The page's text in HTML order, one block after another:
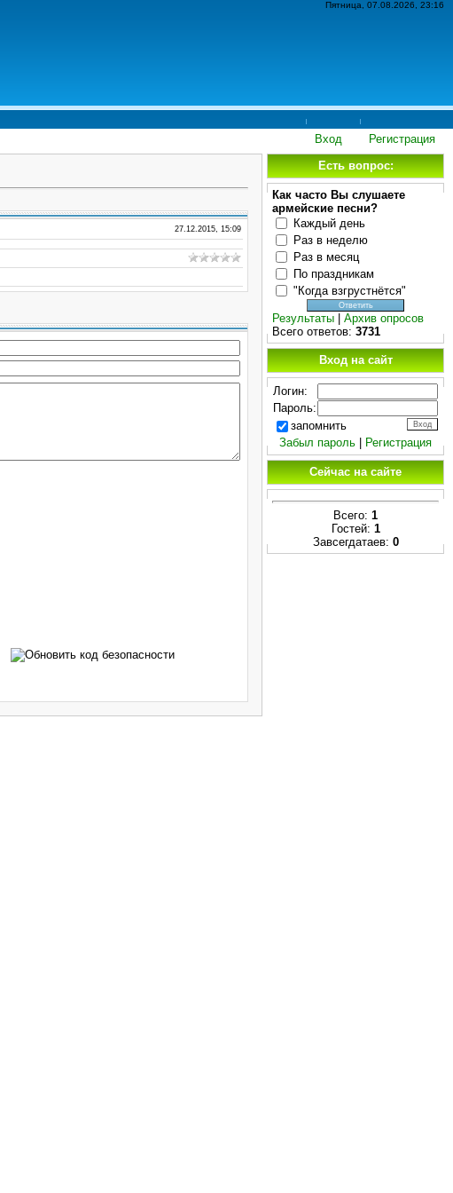
Пятница, 07.08.2026, 23:16
Регистрация
Вход
27.12.2015, 15:09
Есть вопрос:
Как часто Вы слушаете
армейские песни?
Каждый день
Раз в неделю
Раз в месяц
По праздникам
"Когда взгрустнётся"
Результаты
Архив опросов
Всего ответов: 3731
Вход на сайт
Логин:
Пароль:
запомнить
Забыл пароль
Регистрация
Сейчас на сайте
Всего: 1
Гостей: 1
Завсегдатаев: 0